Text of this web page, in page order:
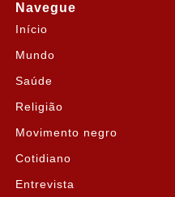
Navegue
Início
Mundo
Saúde
Religião
Movimento negro
Cotidiano
Entrevista